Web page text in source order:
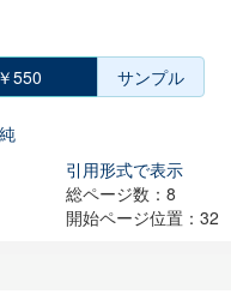
￥550 サンプル
引用形式で表示
総ページ数：8
開始ページ位置：32